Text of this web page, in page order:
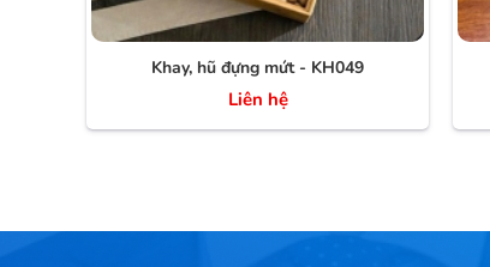
Khay, hũ đựng mứt - KH049
Liên hệ